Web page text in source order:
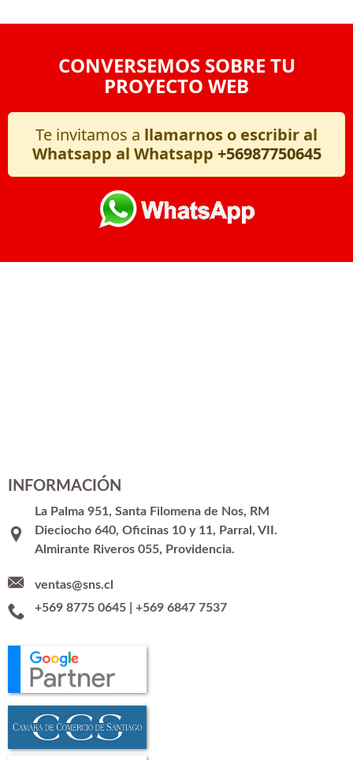
CONVERSEMOS SOBRE TU
PROYECTO WEB
Te invitamos a llamarnos o escribir al
Whatsapp al Whatsapp +56987750645
INFORMACIÓN
La Palma 951, Santa Filomena de Nos, RM
Dieciocho 640, Oficinas 10 y 11, Parral, VII.
Almirante Riveros 055, Providencia.
ventas@sns.cl
+569 8775 0645| +569 6847 7537